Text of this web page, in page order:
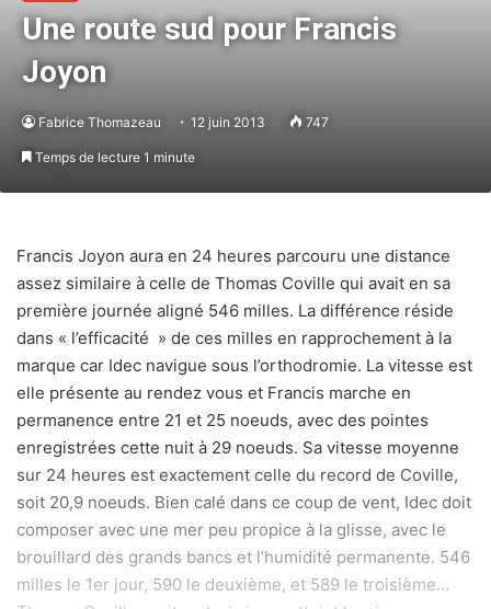
Une route sud pour Francis
Joyon
Fabrice Thomazeau 12 juin 2013 747
Temps de lecture 1 minute
Francis Joyon aura en 24 heures parcouru une distance
assez similaire à celle de Thomas Coville qui avait en sa
première journée aligné 546 milles. La différence réside
dans « l’efficacité » de ces milles en rapprochement à la
marque car Idec navigue sous l’orthodromie. La vitesse est
elle présente au rendez vous et Francis marche en
permanence entre 21 et 25 noeuds, avec des pointes
enregistrées cette nuit à 29 noeuds. Sa vitesse moyenne
sur 24 heures est exactement celle du record de Coville,
soit 20,9 noeuds. Bien calé dans ce coup de vent, Idec doit
composer avec une mer peu propice à la glisse, avec le
brouillard des grands bancs et l’humidité permanente. 546
milles le 1er jour, 590 le deuxième, et 589 le troisième…